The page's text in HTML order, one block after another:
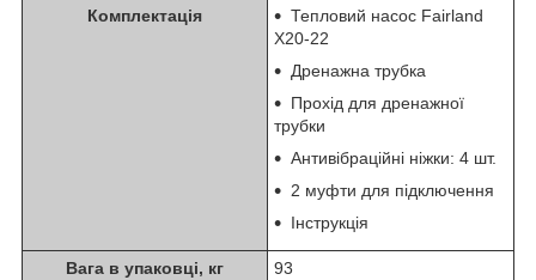
Комплектація
Тепловий насос Fairland
X20-22
Дренажна трубка
Прохід для дренажної
трубки
Антивібраційні ніжки: 4 шт.
2 муфти для підключення
Інструкція
Вага в упаковці, кг
93